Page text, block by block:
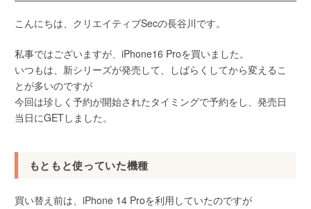
こんにちは、クリエイティブSecの長谷川です。
私事ではございますが、iPhone16 Proを買いました。
いつもは、新シリーズが発売して、しばらくしてから変えるこ
とが多いのですが
今回は珍しく予約が開始されたタイミングで予約をし、発売日
当日にGETしました。
もともと使っていた機種
買い替え前は、iPhone 14 Proを利用していたのですが